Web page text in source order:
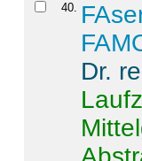
40.
Dr.